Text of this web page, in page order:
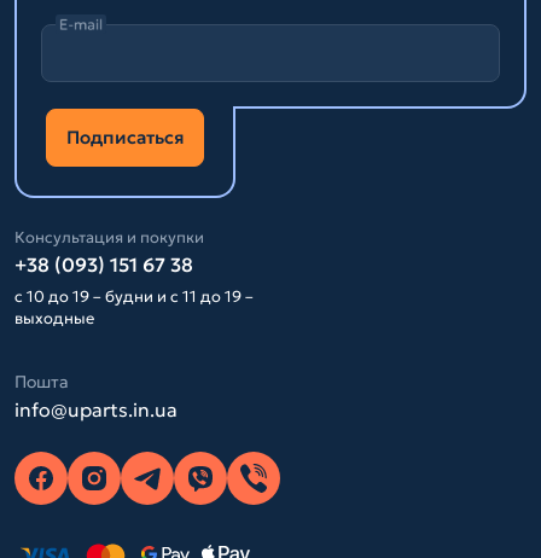
E-mail
Подписаться
Консультация и покупки
+38 (093) 151 67 38
с 10 до 19 – будни и с 11 до 19 –
выходные
Пошта
info@uparts.in.ua